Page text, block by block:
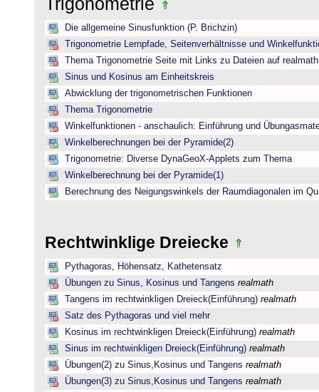
Die allgemeine Sinusfunktion (P. Brichzin)
Trigonometrie Lernpfade, Seitenverhältnisse und
Thema Trigonometrie Seite mit Links zu Dateien auf
Sinus und Kosinus am Einheitskreis
Abwicklung der trigonometrischen Funktionen
Thema Trigonometrie
Winkelfunktionen - anschaulich: Einführung und
Winkelberechnungen bei der Pyramide(2)
Trigonometrie: Diverse DynaGeoX-Applets zum Thema
Winkelberechnung bei der Pyramide(1)
Berechnung des Neigungswinkels der Raumdiagonalen im
Rechtwinklige Dreiecke
Pythagoras, Höhensatz, Kathetensatz
Übungen zu Sinus, Kosinus und Tangens realmath
Tangens im rechtwinkligen Dreieck(Einführung) realmath
Satz des Pythagoras und viel mehr
Kosinus im rechtwinkligen Dreieck(Einführung) realmath
Sinus im rechtwinkligen Dreieck(Einführung) realmath
Übungen(2) zu Sinus,Kosinus und Tangens realmath
Übungen(3) zu Sinus,Kosinus und Tangens realmath